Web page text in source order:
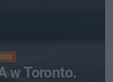
w Toronto.